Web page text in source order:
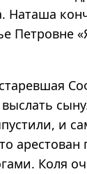
Наташа
Петровне
и
арестован
Коля